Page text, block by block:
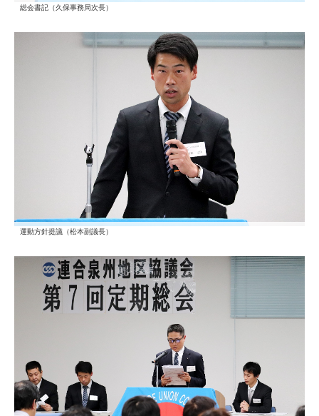
総会書記（久保事務局次長）
運動方針提議（松本副議長）